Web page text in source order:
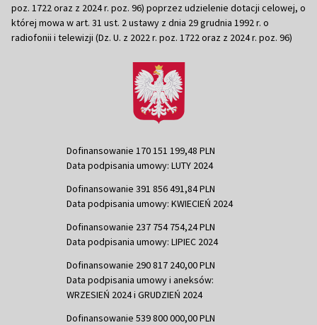
poz. 1722 oraz z 2024 r. poz. 96) poprzez udzielenie dotacji celowej, o
której mowa w art. 31 ust. 2 ustawy z dnia 29 grudnia 1992 r. o
radiofonii i telewizji (Dz. U. z 2022 r. poz. 1722 oraz z 2024 r. poz. 96)
Dofinansowanie 170 151 199,48 PLN
Data podpisania umowy: LUTY 2024
Dofinansowanie 391 856 491,84 PLN
Data podpisania umowy: KWIECIEŃ 2024
Dofinansowanie 237 754 754,24 PLN
Data podpisania umowy: LIPIEC 2024
Dofinansowanie 290 817 240,00 PLN
Data podpisania umowy i aneksów:
WRZESIEŃ 2024 i GRUDZIEŃ 2024
Dofinansowanie 539 800 000,00 PLN